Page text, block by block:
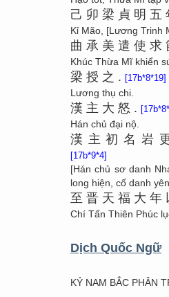
己 卯 梁 貞 明 五
Kỉ Mão, [Lương Trinh
曲 承 美 遣 使 求
Khúc Thừa Mĩ khiển
梁 授 之 . [17b*8*19]
Lương thụ chi.
漢 主 大 怒 .
Hán chủ đại nộ.
漢 主初名 岩
[17b*9*4]
[Hán chủ sơ danh
long hiện, cố danh yên.
至 晋 天 福 大 年
Chí Tấn Thiên Phúc
Dịch Quốc Ngữ
KỶ NAM BẮC PHÂN